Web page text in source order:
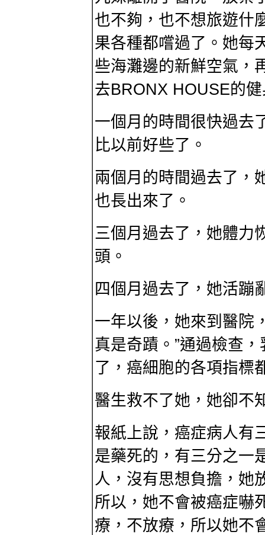
也不夠，也不想旅遊什
果各種都嚐過了。她每
些海灘邊的新鮮空氣，
去BRONX HOUSE的
一個月的時間很快過去
比以前好些了。
兩個月的時間過去了，
也長出來了。
三個月過去了，她體力
頭。
四個月過去了，她活蹦
一年以後，她來到醫院
真是奇蹟。”通過檢查
了，癌細胞的各項指標
醫生救不了她，她卻不
報紙上說，癌症病人有
是藥死的，有三分之一
人，沒有思想負擔，她
所以，她不會被癌症嚇
療，不放療，所以她不